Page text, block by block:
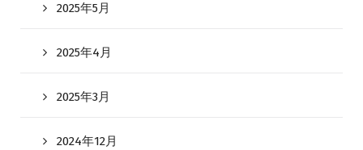
2025年5月
2025年4月
2025年3月
2024年12月